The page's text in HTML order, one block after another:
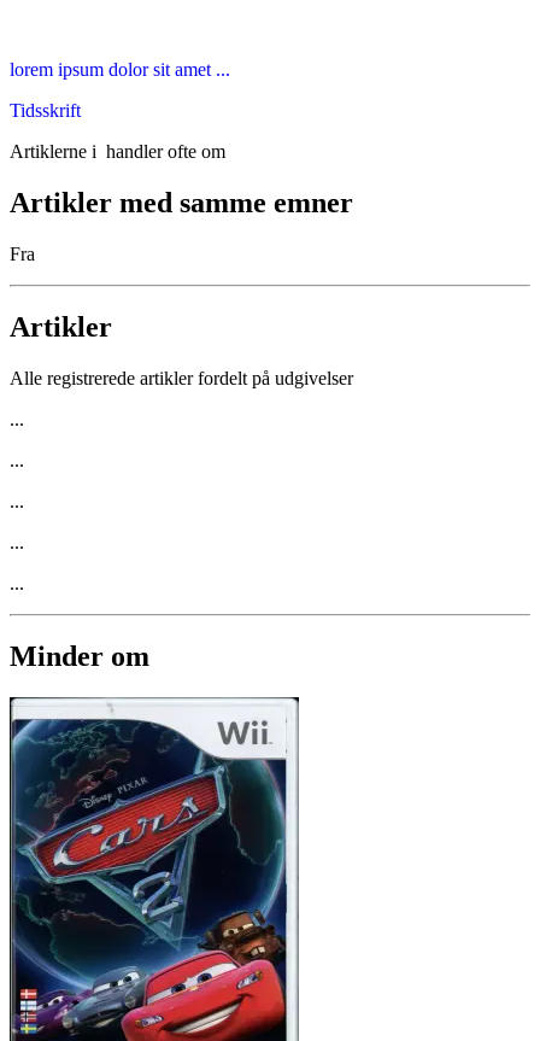
lorem ipsum dolor sit amet ...
Tidsskrift
Artiklerne i handler ofte om
Artikler med samme emner
Fra
Artikler
Alle registrerede artikler fordelt på udgivelser
...
...
...
...
...
Minder om